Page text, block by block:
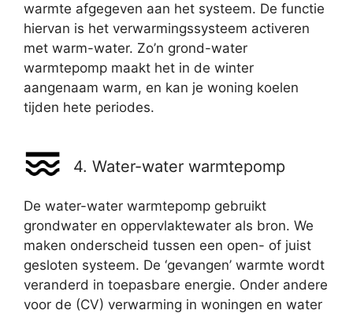
warmte afgegeven aan het systeem. De functie
hiervan is het verwarmingssysteem activeren
met warm-water. Zo’n grond-water
warmtepomp maakt het in de winter
aangenaam warm, en kan je woning koelen
tijden hete periodes.
4. Water-water warmtepomp
De water-water warmtepomp gebruikt
grondwater en oppervlaktewater als bron. We
maken onderscheid tussen een open- of juist
gesloten systeem. De ‘gevangen’ warmte wordt
veranderd in toepasbare energie. Onder andere
voor de (CV) verwarming in woningen en water